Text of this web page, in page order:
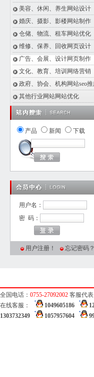
美容、休闲、养生网站设计
婚庆、摄影、影楼网站制作
仓储、物流、租车网站优化
维修、保养、回收网页设计
广告、会展、设计网页制作
文化、教育、培训网络营销
政府、协会、机构网站seo推
其他行业网站网站优化
产品 新闻 下载
用户名：
密 码：
用户注册！ 忘记密码？
全国电话： 0755-27092002 客服代表
在线客服：
1049605186
1303732349
1057957604